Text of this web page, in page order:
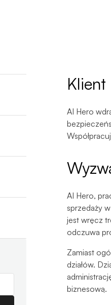
Klient
AI Hero
AI Hero,
sprzedaży
jest wręcz
odczuwa
Zamiast
działów.
biznesową.